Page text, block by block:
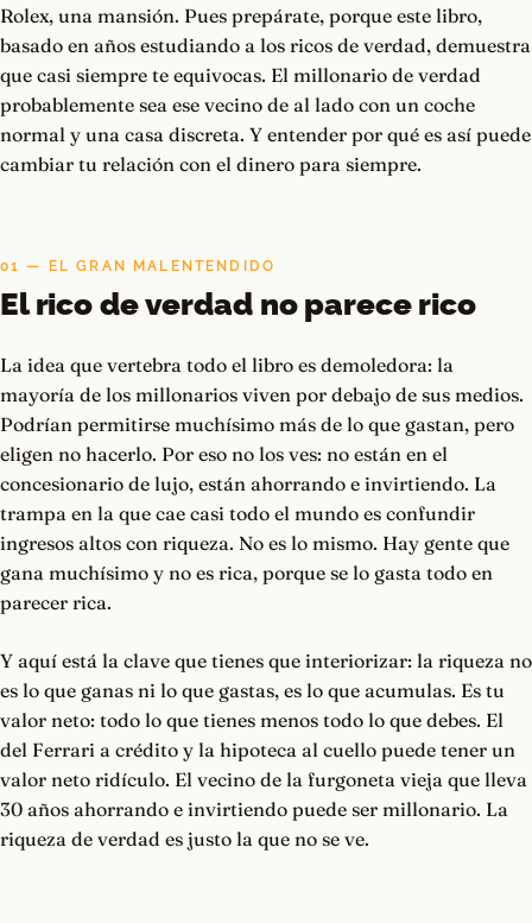
Rolex, una mansión. Pues prepárate, porque este libro,
basado en años estudiando a los ricos de verdad, demuestra
que casi siempre te equivocas. El millonario de verdad
probablemente sea ese vecino de al lado con un coche
normal y una casa discreta. Y entender por qué es así puede
cambiar tu relación con el dinero para siempre.
01 — EL GRAN MALENTENDIDO
El rico de verdad no parece rico
La idea que vertebra todo el libro es demoledora: la
mayoría de los millonarios viven por debajo de sus medios.
Podrían permitirse muchísimo más de lo que gastan, pero
eligen no hacerlo. Por eso no los ves: no están en el
concesionario de lujo, están ahorrando e invirtiendo. La
trampa en la que cae casi todo el mundo es confundir
ingresos altos con riqueza. No es lo mismo. Hay gente que
gana muchísimo y no es rica, porque se lo gasta todo en
parecer rica.
Y aquí está la clave que tienes que interiorizar: la riqueza no
es lo que ganas ni lo que gastas, es lo que acumulas. Es tu
valor neto: todo lo que tienes menos todo lo que debes. El
del Ferrari a crédito y la hipoteca al cuello puede tener un
valor neto ridículo. El vecino de la furgoneta vieja que lleva
30 años ahorrando e invirtiendo puede ser millonario. La
riqueza de verdad es justo la que no se ve.